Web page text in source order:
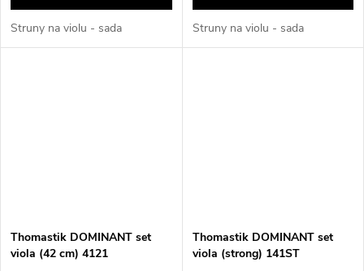
Struny na violu - sada Struny na violu - sada
Thomastik DOMINANT set
viola (42 cm) 4121
Thomastik DOMINANT set
viola (strong) 141ST